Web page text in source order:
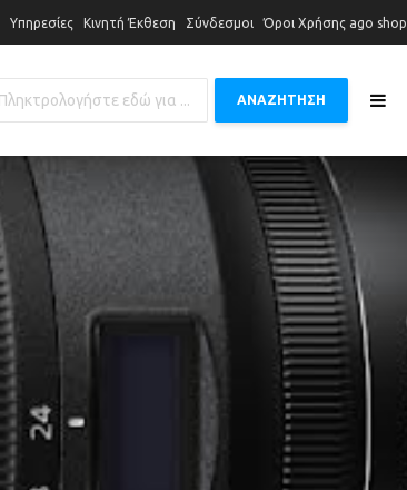
Υπηρεσίες Κινητή Έκθεση Σύνδεσμοι Όροι Χρήσης ago shop
ΑΝΑΖΗΤΗΣΗ